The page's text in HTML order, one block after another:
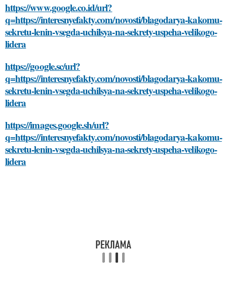
https://www.google.co.id/url?
q=https://interesnyefakty.com/novosti/blagodarya-kakomu-
sekretu-lenin-vsegda-uchilsya-na-sekrety-uspeha-velikogo-
lidera
https://google.sc/url?
q=https://interesnyefakty.com/novosti/blagodarya-kakomu-
sekretu-lenin-vsegda-uchilsya-na-sekrety-uspeha-velikogo-
lidera
https://images.google.sh/url?
q=https://interesnyefakty.com/novosti/blagodarya-kakomu-
sekretu-lenin-vsegda-uchilsya-na-sekrety-uspeha-velikogo-
lidera